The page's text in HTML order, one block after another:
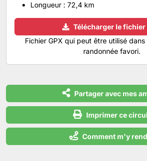
Longueur : 72,4 km
Télécharger le fichier
Fichier GPX qui peut être utilisé
randonnée favori.
Partager avec mes
Imprimer ce
Comment m'y